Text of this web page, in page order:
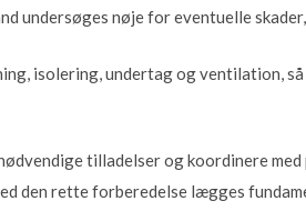
undersøges nøje for eventuelle
isolering, undertag og ventilation,
tilladelser og koordinere
den rette forberedelse lægges